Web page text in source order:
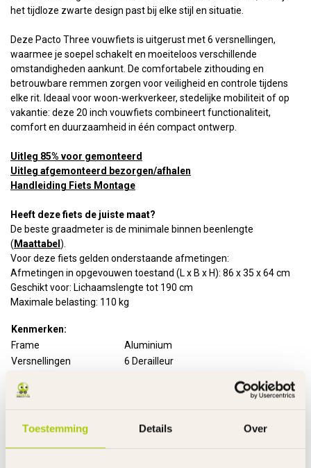
Toestemming Details Over
het tijdloze zwarte design past bij elke stijl en situatie.
Deze Pacto Three vouwfiets is uitgerust met 6 versnellingen,
waarmee je soepel schakelt en moeiteloos verschillende
omstandigheden aankunt. De comfortabele zithouding en
betrouwbare remmen zorgen voor veiligheid en controle tijdens
elke rit. Ideaal voor woon-werkverkeer, stedelijke mobiliteit of op
vakantie: deze 20 inch vouwfiets combineert functionaliteit,
comfort en duurzaamheid in één compact ontwerp.
Uitleg 85% voor gemonteerd
Uitleg afgemonteerd bezorgen/afhalen
Handleiding Fiets Montage
Heeft deze fiets de juiste maat?
De beste graadmeter is de minimale binnen beenlengte
( Maattabel ).
Voor deze fiets gelden onderstaande afmetingen:
Afmetingen in opgevouwen toestand (L x B x H): 86 x 35 x 64 cm
Geschikt voor: Lichaamslengte tot 190 cm
Maximale belasting: 110 kg
Kenmerken:
Frame
Aluminium
Versnellingen
6 Derailleur
Uitvoering remmen
Velgen
Aluminium dubbelwandig
Ringslot